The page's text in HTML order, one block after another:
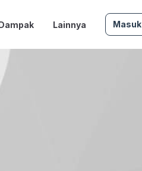
Lainnya Masuk